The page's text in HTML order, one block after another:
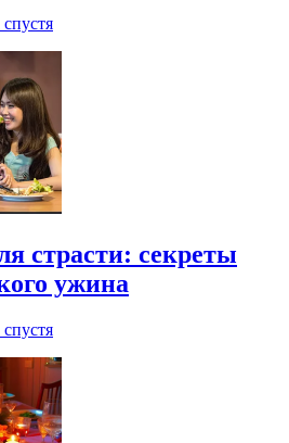
спустя
страсти: секреты
ужина
спустя